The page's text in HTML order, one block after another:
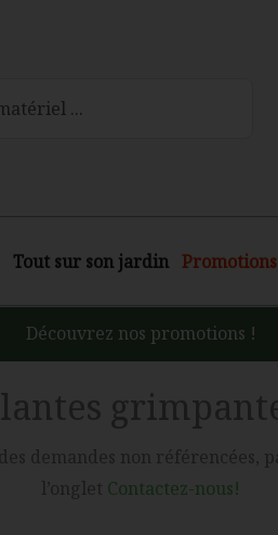
Tout sur son jardin Promotions
Découvrez nos promotions !
Contactez-nous!